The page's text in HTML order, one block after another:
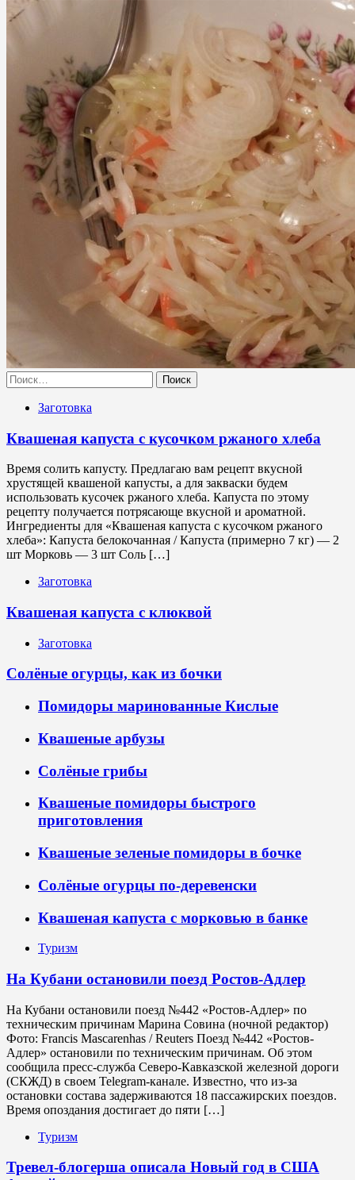
Найти:
Заготовка
Квашеная капуста с кусочком ржаного хлеба
Время солить капусту. Предлагаю вам рецепт вкусной
хрустящей квашеной капусты, а для закваски будем
использовать кусочек ржаного хлеба. Капуста по этому
рецепту получается потрясающе вкусной и ароматной.
Ингредиенты для «Квашеная капуста с кусочком ржаного
хлеба»: Капуста белокочанная / Капустa (примерно 7 кг) — 2
шт Морковь — 3 шт Соль […]
Заготовка
Квашеная капуста с клюквой
Заготовка
Солёные огурцы, как из бочки
Помидоры маринованные Кислые
Квашеные арбузы
Солёные грибы
Квашеные помидоры быстрого
приготовления
Квашеные зеленые помидоры в бочке
Солёные огурцы по-деревенски
Квашеная капуста с морковью в банке
Туризм
На Кубани остановили поезд Ростов-Адлер
На Кубани остановили поезд №442 «Ростов-Адлер» по
техническим причинам Марина Совина (ночной редактор)
Фото: Francis Mascarenhas / Reuters Поезд №442 «Ростов-
Адлер» остановили по техническим причинам. Об этом
сообщила пресс-служба Северо-Кавказской железной дороги
(СКЖД) в своем Telegram-канале. Известно, что из-за
остановки состава задерживаются 18 пассажирских поездов.
Время опоздания достигает до пяти […]
Туризм
Тревел-блогерша описала Новый год в США